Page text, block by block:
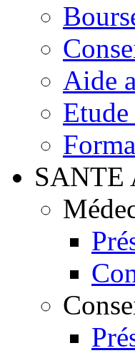
Aide
SANTE